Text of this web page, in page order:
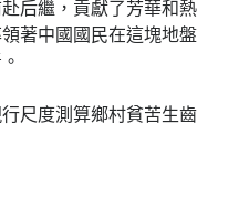
后繼，貢獻了芳華和熱
著中國國民在這塊地盤
尺度測算鄉村貧苦生齒